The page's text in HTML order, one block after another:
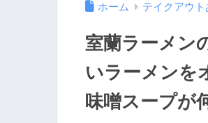
ホーム テイクアウト
室蘭ラーメン
いラーメンを
味噌スープが